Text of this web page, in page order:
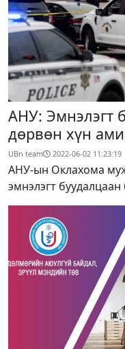
АНУ: Эмнэлэгт
дөрвөн хүн
UBn team 2022-06-02 11:23:19
АНУ-ын Оклахома
эмнэлэгт